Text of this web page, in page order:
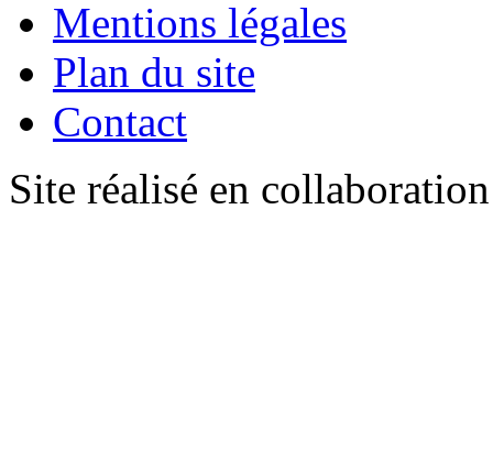
Mentions légales
Plan du site
Contact
Site réalisé en